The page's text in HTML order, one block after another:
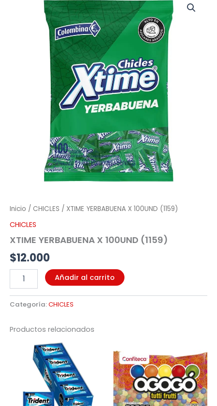
Inicio / CHICLES / XTIME YERBABUENA X 100UND (1159)
CHICLES
XTIME YERBABUENA X 100UND (1159)
$12.000
YERBABUENA
Añadir al carrito
Categoría:CHICLES
Productos relacionados